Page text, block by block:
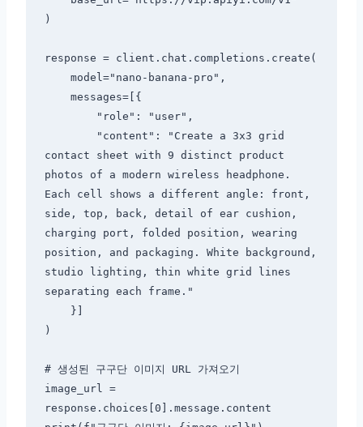
)
response = client.chat.completions.create(
contact sheet with 9 distinct product
photos of a modern wireless headphone.
Each cell shows a different angle: front,
side, top, back, detail of ear cushion,
charging port, folded position, wearing
position, and packaging. White background,
studio lighting, thin white grid lines
separating each frame."
)
# 생성된 구구단 이미지 URL 가져오기
image_url =
response.choices[0].message.content